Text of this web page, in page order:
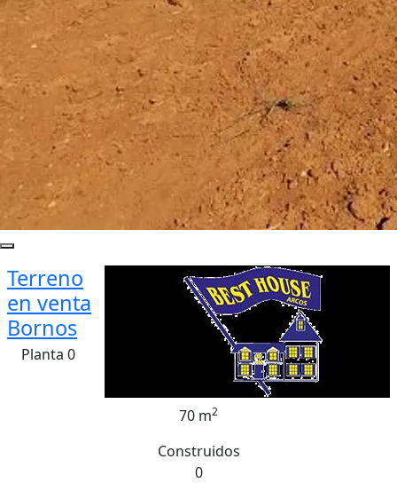
Terreno
en venta
Bornos
Planta 0
70 m2
Construidos
0